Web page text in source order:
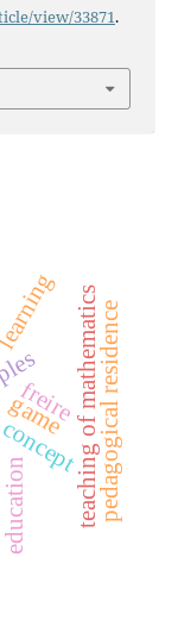
view/33871.
concept
gameteaching of mathematics
education
learning
freire pedagogical residence